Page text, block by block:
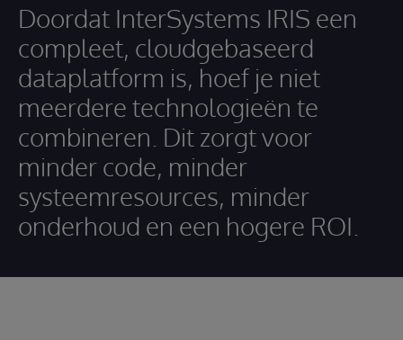
Doordat InterSystems IRIS een
compleet, cloudgebaseerd
dataplatform is, hoef je niet
meerdere technologieën te
combineren. Dit zorgt voor
minder code, minder
systeemresources, minder
onderhoud en een hogere ROI.